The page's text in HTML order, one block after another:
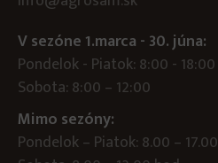
V sezóne 1.marca - 30. júna:
Pondelok - Piatok: 8:00 - 18:00
Sobota: 8:00 – 12:00
Mimo sezóny:
Pondelok – Piatok: 8.00 – 17.00